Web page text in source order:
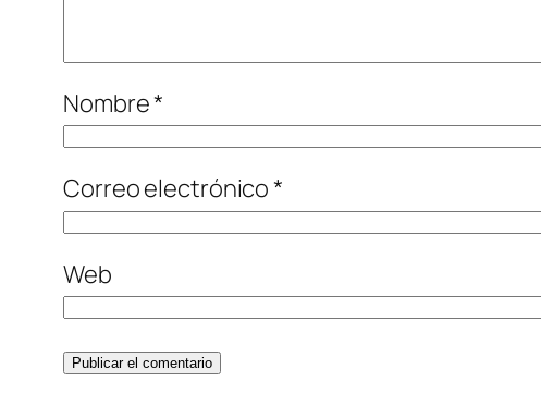
Nombre*
Correo electrónico*
Web